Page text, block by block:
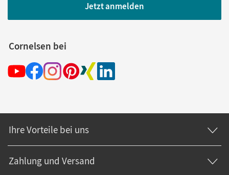
Jetzt anmelden
Cornelsen bei
Ihre Vorteile bei uns
Zahlung und Versand